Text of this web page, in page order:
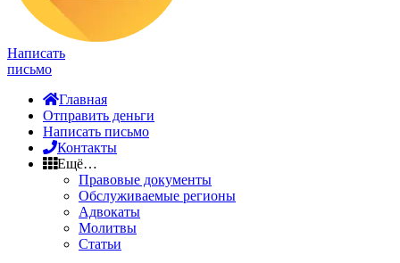
Написать
письмо
Главная
Отправить деньги
Написать письмо
Контакты
Ещё…
Правовые документы
Обслуживаемые регионы
Адвокаты
Молитвы
Статьи